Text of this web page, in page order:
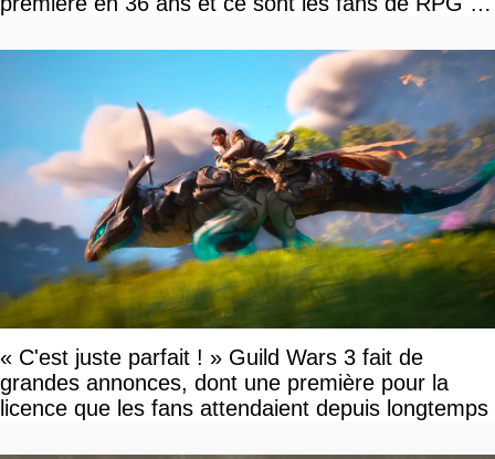
« C'est juste parfait ! » Guild Wars 3 fait de
grandes annonces, dont une première pour la
licence que les fans attendaient depuis longtemps